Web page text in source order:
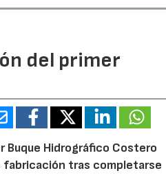
del primer
Buque Hidrográfico Costero
fabricación tras completarse